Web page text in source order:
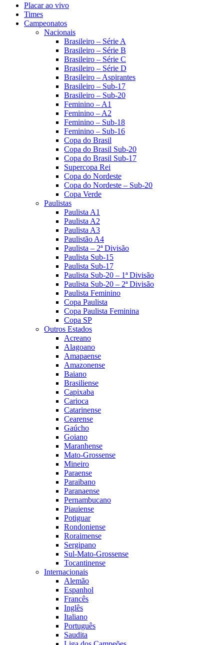
Placar ao vivo
Times
Campeonatos
Nacionais
Brasileiro – Série A
Brasileiro – Série B
Brasileiro – Série C
Brasileiro – Série D
Brasileiro – Aspirantes
Brasileiro – Sub-17
Brasileiro – Sub-20
Feminino – A1
Feminino – A2
Feminino – Sub-18
Feminino – Sub-16
Copa do Brasil
Copa do Brasil Sub-20
Copa do Brasil Sub-17
Supercopa Rei
Copa do Nordeste
Copa do Nordeste – Sub-20
Copa Verde
Paulistas
Paulista A1
Paulista A2
Paulista A3
Paulistão A4
Paulista – 2ª Divisão
Paulista Sub-15
Paulista Sub-17
Paulista Sub-20 – 1ª Divisão
Paulista Sub-20 – 2ª Divisão
Paulista Feminino
Copa Paulista
Copa Paulista Feminina
Copa SP
Outros Estados
Acreano
Alagoano
Amapaense
Amazonense
Baiano
Brasiliense
Capixaba
Carioca
Catarinense
Cearense
Gaúcho
Goiano
Maranhense
Mato-Grossense
Mineiro
Paraense
Paraibano
Paranaense
Pernambucano
Piauiense
Potiguar
Rondoniense
Roraimense
Sergipano
Sul-Mato-Grossense
Tocantinense
Internacionais
Alemão
Espanhol
Francês
Inglês
Italiano
Português
Saudita